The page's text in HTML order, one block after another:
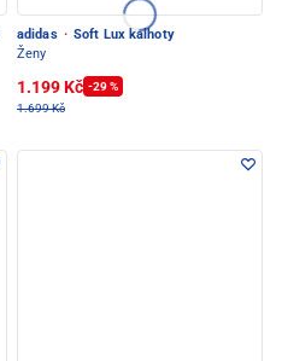
adidas · Soft Lux kalhoty
Ženy
1.199 Kč -29 %
1.699 Kč